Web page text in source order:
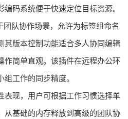
码系统便于快速定位目标资源。
团队协作场景，允许为标签组命名
其版本控制功能适合多人协同编辑
作简单直观。该插件在远程办公环
工作的同步精度。
表现，用户可根据工作习惯选择单
从基础的内存释放到高级的团队协